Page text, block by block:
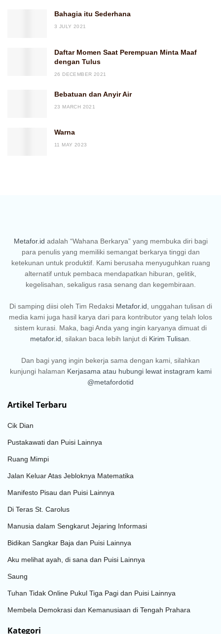
Bahagia itu Sederhana
3 JULY 2021
Daftar Momen Saat Perempuan Minta Maaf
dengan Tulus
26 DECEMBER 2021
Bebatuan dan Anyir Air
23 MARCH 2021
Warna
11 MAY 2023
Metafor.id adalah “Wahana Berkarya” yang membuka diri bagi
para penulis yang memiliki semangat berkarya tinggi dan
ketekunan untuk produktif. Kami berusaha menyuguhkan ruang
alternatif untuk pembaca mendapatkan hiburan, gelitik,
kegelisahan, sekaligus rasa senang dan kegembiraan.
Di samping diisi oleh Tim Redaksi Metafor.id , unggahan tulisan di
media kami juga hasil karya dari para kontributor yang telah lolos
sistem kurasi. Maka, bagi Anda yang ingin karyanya dimuat di
metafor.id , silakan baca lebih lanjut di Kirim Tulisan
Dan bagi yang ingin bekerja sama dengan kami, silahkan
kunjungi halaman Kerjasama atau hubungi lewat instagram kami
@metafordotid
Artikel Terbaru
Cik Dian
Pustakawati dan Puisi Lainnya
Ruang Mimpi
Jalan Keluar Atas Jebloknya Matematika
Manifesto Pisau dan Puisi Lainnya
Di Teras St. Carolus
Manusia dalam Sengkarut Jejaring Informasi
Bidikan Sangkar Baja dan Puisi Lainnya
Aku melihat ayah, di sana dan Puisi Lainnya
Saung
Tuhan Tidak Online Pukul Tiga Pagi dan Puisi Lainnya
Membela Demokrasi dan Kemanusiaan di Tengah Prahara
Kategori